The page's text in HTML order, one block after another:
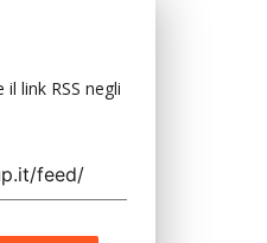
link RSS negli